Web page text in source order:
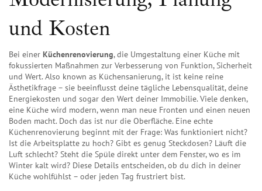
und Kosten
Bei einer Küchenrenovierung,die Umgestaltung einer Küche mit
fokussierten Maßnahmen zur Verbesserung von Funktion, Sicherheit
und Wert. Also known as Küchensanierung, it ist keine reine
Ästhetikfrage – sie beeinflusst deine tägliche Lebensqualität, deine
Energiekosten und sogar den Wert deiner Immobilie. Viele denken,
eine Küche wird modern, wenn man neue Fronten und einen neuen
Boden macht. Doch das ist nur die Oberfläche. Eine echte
Küchenrenovierung beginnt mit der Frage: Was funktioniert nicht?
Ist die Arbeitsplatte zu hoch? Gibt es genug Steckdosen? Läuft die
Luft schlecht? Steht die Spüle direkt unter dem Fenster, wo es im
Winter kalt wird? Diese Details entscheiden, ob du dich in deiner
Küche wohlfühlst – oder jeden Tag frustriert bist.